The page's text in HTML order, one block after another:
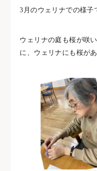
3月のウェリナでの様子
ウェリナの庭も桜が咲
に、ウェリナにも桜が